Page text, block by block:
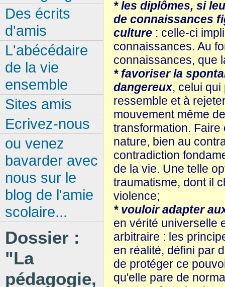
* les diplômes, si
de connaissances
culture : celle-ci
connaissances. Au
connaissances, que
* favoriser la
dangereux, celui qui
ressemble et à
mouvement même
transformation.
nature, bien au
contradiction
de la vie. Une telle
traumatisme, dont il
violence;
* vouloir adapter
en vérité universelle
arbitraire : les
en réalité, défini par
de protéger ce
qu'elle pare de
Des écrits
d'amis
L'abécédaire
de la vie
ensemble
Sites amis
Ecrivez-nous
ou venez
bavarder avec
nous sur le
blog de l'amie
scolaire...
Dossier :
"La
pédagogie,